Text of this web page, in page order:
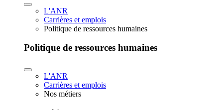
L'ANR
Carrières et emplois
Politique de ressources humaines
Politique de ressources humaines
L'ANR
Carrières et emplois
Nos métiers